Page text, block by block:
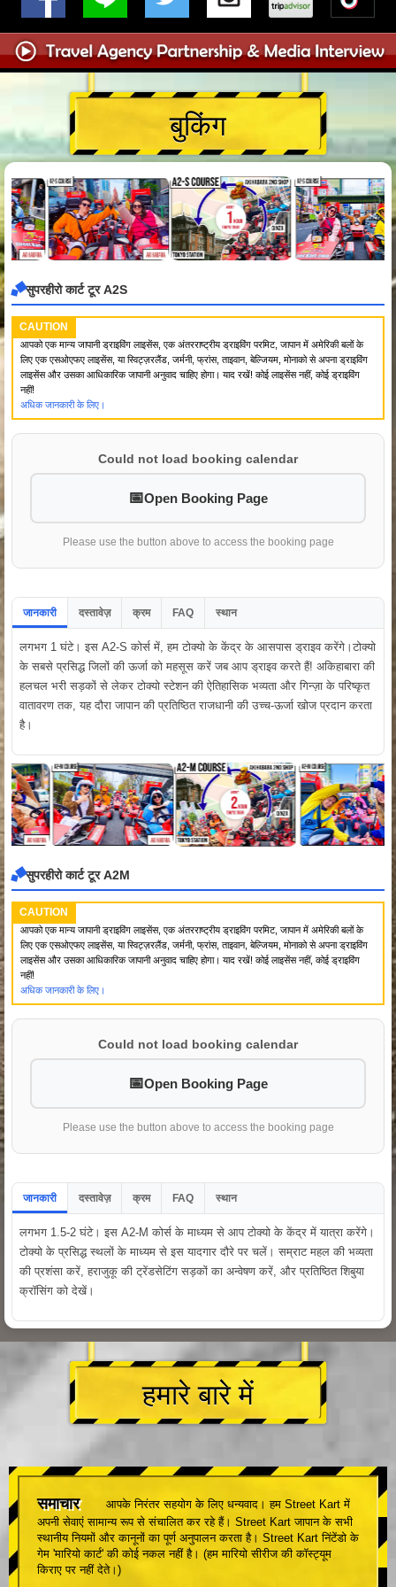
बुकिंग
सुपरहीरो कार्ट टूर A2S
CAUTION
आपको एक मान्य जापानी ड्राइविंग लाइसेंस, एक अंतरराष्ट्रीय ड्राइविंग परमिट, जापान में अमेरिकी बलों के
लिए एक एसओएफए लाइसेंस, या स्विट्ज़रलैंड, जर्मनी, फ्रांस, ताइवान, बेल्जियम, मोनाको से अपना ड्राइविंग
लाइसेंस और उसका आधिकारिक जापानी अनुवाद चाहिए होगा। याद रखें! कोई लाइसेंस नहीं, कोई ड्राइविंग
नहीं!
अधिक जानकारी के लिए।
Could not load booking calendar
Open Booking Page
Please use the button above to access the booking page
जानकारी दस्तावेज़ क्रम FAQ स्थान
लगभग 1 घंटे। इस A2-S कोर्स में, हम टोक्यो के केंद्र के आसपास ड्राइव करेंगे।टोक्यो
के सबसे प्रसिद्ध जिलों की ऊर्जा को महसूस करें जब आप ड्राइव करते हैं! अकिहाबारा की
हलचल भरी सड़कों से लेकर टोक्यो स्टेशन की ऐतिहासिक भव्यता और गिन्ज़ा के परिष्कृत
वातावरण तक, यह दौरा जापान की प्रतिष्ठित राजधानी की उच्च-ऊर्जा खोज प्रदान करता
है।
सुपरहीरो कार्ट टूर A2M
CAUTION
आपको एक मान्य जापानी ड्राइविंग लाइसेंस, एक अंतरराष्ट्रीय ड्राइविंग परमिट, जापान में अमेरिकी बलों के
लिए एक एसओएफए लाइसेंस, या स्विट्ज़रलैंड, जर्मनी, फ्रांस, ताइवान, बेल्जियम, मोनाको से अपना ड्राइविंग
लाइसेंस और उसका आधिकारिक जापानी अनुवाद चाहिए होगा। याद रखें! कोई लाइसेंस नहीं, कोई ड्राइविंग
नहीं!
अधिक जानकारी के लिए।
Could not load booking calendar
Open Booking Page
Please use the button above to access the booking page
जानकारी दस्तावेज़ क्रम FAQ स्थान
लगभग 1.5-2 घंटे। इस A2-M कोर्स के माध्यम से आप टोक्यो के केंद्र में यात्रा करेंगे।
टोक्यो के प्रसिद्ध स्थलों के माध्यम से इस यादगार दौरे पर चलें। सम्राट महल की भव्यता
की प्रशंसा करें, हराजुकू की ट्रेंडसेटिंग सड़कों का अन्वेषण करें, और प्रतिष्ठित शिबुया
क्रॉसिंग को देखें।
हमारे बारे में
समाचार
आपके निरंतर सहयोग के लिए धन्यवाद। हम Street Kart में
अपनी सेवाएं सामान्य रूप से संचालित कर रहे हैं। Street Kart जापान के सभी
स्थानीय नियमों और कानूनों का पूर्ण अनुपालन करता है। Street Kart निंटेंडो के
गेम 'मारियो कार्ट' की कोई नकल नहीं है। (हम मारियो सीरीज की कॉस्ट्यूम
किराए पर नहीं देते।)